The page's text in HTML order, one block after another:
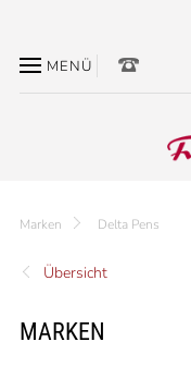
MENÜ
Übersicht
Marken Delta Pens
MARKEN